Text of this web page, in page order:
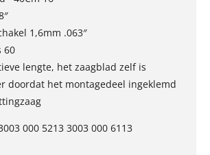
1,6mm .063″
60
lengte, het zaagblad zelf is
doordat het montagedeel ingeklemd
000 5213 3003 000 6113